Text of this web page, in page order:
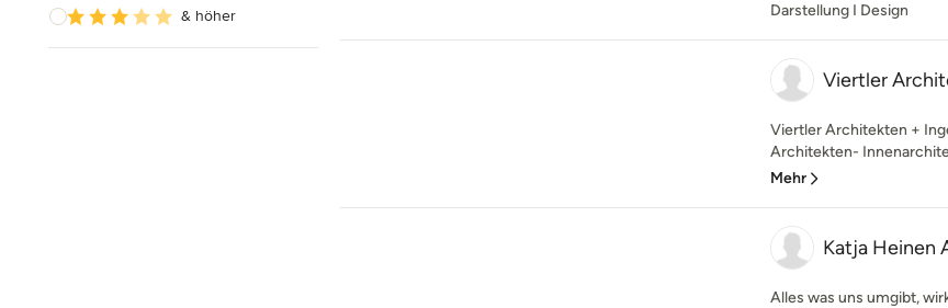
& höher
Darstellung I Design
Viertler
Viertler Architekten +
Architekten-
Mehr
Katja Heinen
Alles was uns umgibt,